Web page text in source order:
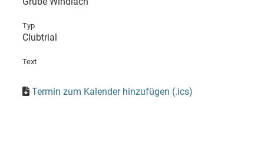
Typ
Clubtrial
Text
Termin zum Kalender hinzufügen (.ics)